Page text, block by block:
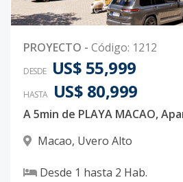
PROYECTO - Código: 1212
DESDE US$ 55,999
HASTA US$ 80,999
Macao, Uvero Alto
Desde 1 hasta 2 Hab.